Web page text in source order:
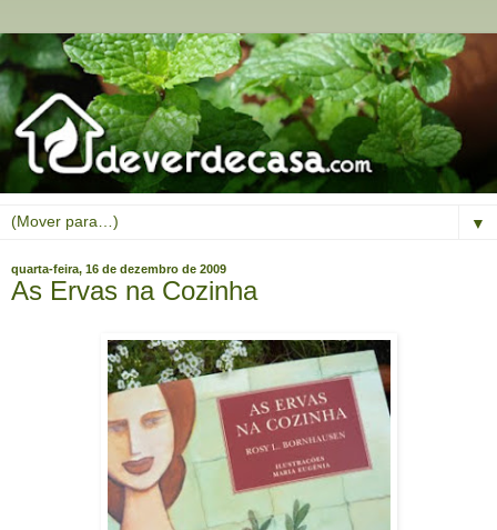
▼
quarta-feira, 16 de dezembro de 2009
As Ervas na Cozinha